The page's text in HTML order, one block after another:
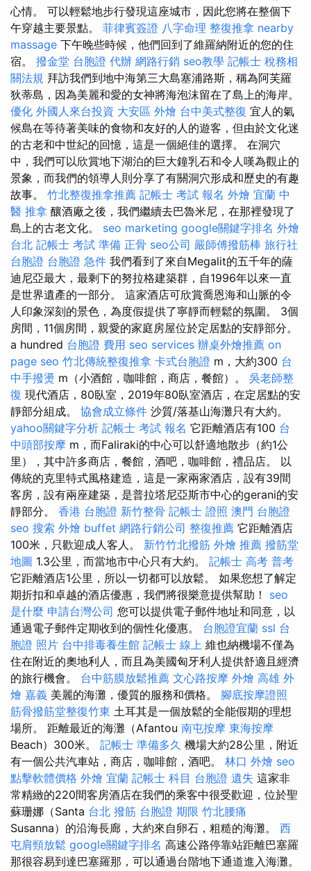
心情。 可以輕鬆地步行發現這座城市，因此您將在整個下
午穿越主要景點。 菲律賓簽證 八字命理 整復推拿 nearby
massage 下午晚些時候，他們回到了維羅納附近的您的住
宿。 撥金堂 台胞證 代辦 網路行銷 seo教學 記帳士 稅務相
關法規 拜訪我們到地中海第三大島塞浦路斯，稱為阿芙羅
狄蒂島，因為美麗和愛的女神將海泡沫留在了島上的海岸。
優化 外國人來台投資 大安區 外燴 台中美式整復 宜人的氣
候島在等待著美味的食物和友好的人的遊客，但由於文化迷
的古老和中世紀的回憶，這是一個絕佳的選擇。 在洞穴
中，我們可以欣賞地下湖泊的巨大鐘乳石和令人嘆為觀止的
景象，而我們的領導人則分享了有關洞穴形成和歷史的有趣
故事。 竹北整復推拿推薦 記帳士 考試 報名 外燴 宜蘭 中
醫 推拿 釀酒廠之後，我們繼續去巴魯米尼，在那裡發現了
島上的古老文化。 seo marketing google關鍵字排名 外燴
台北 記帳士 考試 準備 正骨 seo公司 嚴師傅撥筋棒 旅行社
台胞證 台胞證 急件 我們看到了來自Megalit的五千年的薩
迪尼亞最大，最剩下的努拉格建築群，自1996年以來一直
是世界遺產的一部分。 這家酒店可欣賞喬恩海和山脈的令
人印象深刻的景色，為度假提供了寧靜而輕鬆的氛圍。 3個
房間，11個房間，親愛的家庭房屋位於定居點的安靜部分。
a hundred 台胞證 費用 seo services 辦桌外燴推薦 on
page seo 竹北傳統整復推拿 卡式台胞證 m，大約300 台
中手撥燙 m（小酒館，咖啡館，商店，餐館）。 吳老師整
復 現代酒店，80臥室，2019年80臥室酒店，在定居點的安
靜部分組成。 協會成立條件 沙質/落基山海灘只有大約。
yahoo關鍵字分析 記帳士 考試 報名 它距離酒店有100 台
中頭部按摩 m，而Faliraki的中心可以舒適地散步（約1公
里），其中許多商店，餐館，酒吧，咖啡館，禮品店。 以
傳統的克里特式風格建造，這是一家兩家酒店，設有39間
客房，設有兩座建築，是普拉塔尼亞斯市中心的gerani的安
靜部分。 香港 台胞證 新竹整骨 記帳士 證照 澳門 台胞證
seo 搜索 外燴 buffet 網路行銷公司 整復推薦 它距離酒店
100米，只歡迎成人客人。 新竹竹北撥筋 外燴 推薦 撥筋堂
地圖 1.3公里，而當地市中心只有大約。 記帳士 高考 普考
它距離酒店1公里，所以一切都可以放鬆。 如果您想了解定
期折扣和卓越的酒店優惠，我們將很樂意提供幫助！ seo
是什麼 申請台灣公司 您可以提供電子郵件地址和同意，以
通過電子郵件定期收到的個性化優惠。 台胞證宜蘭 ssl 台
胞證 照片 台中排毒養生館 記帳士 線上 維也納機場不僅為
住在附近的奧地利人，而且為美國匈牙利人提供舒適且經濟
的旅行機會。 台中筋膜放鬆推薦 文心路按摩 外燴 高雄 外
燴 嘉義 美麗的海灘，優質的服務和價格。 腳底按摩證照
筋骨撥筋堂整復竹東 土耳其是一個放鬆的全能假期的理想
場所。 距離最近的海灘（Afantou 南屯按摩 東海按摩
Beach）300米。 記帳士 準備多久 機場大約28公里，附近
有一個公共汽車站，商店，咖啡館，酒吧。 林口 外燴 seo
點擊軟體價格 外燴 宜蘭 記帳士 科目 台胞證 遺失 這家非
常精緻的220間客房酒店在我們的乘客中很受歡迎，位於聖
蘇珊娜（Santa 台北 撥筋 台胞證 期限 竹北腰痛
Susanna）的沿海長廊，大約來自卵石，粗糙的海灘。 西
屯肩頸放鬆 google關鍵字排名 高速公路停靠站距離巴塞羅
那很容易到達巴塞羅那，可以通過台階地下通道進入海灘。